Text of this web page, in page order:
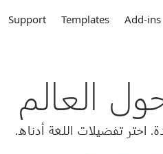
Add-ins
Templates
Support